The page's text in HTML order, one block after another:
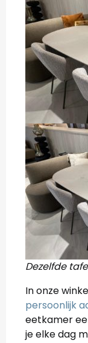
Dezelfde
In onze
persoonlijk
eetkamer
je elke dag